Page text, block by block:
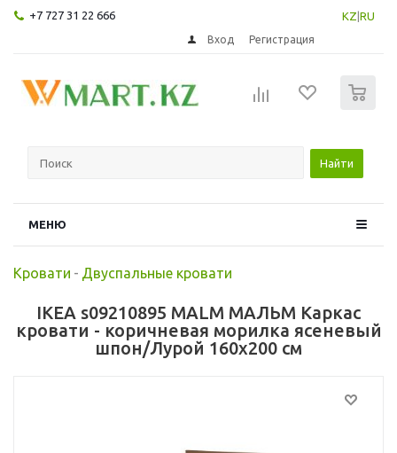
+7 727 31 22 666 KZ RU
Вход Регистрация
Найти
МЕНЮ
Кровати - Двуспальные кровати
IKEA s09210895 MALM МАЛЬМ Каркас
кровати - коричневая морилка ясеневый
шпон/Лурой 160x200 см